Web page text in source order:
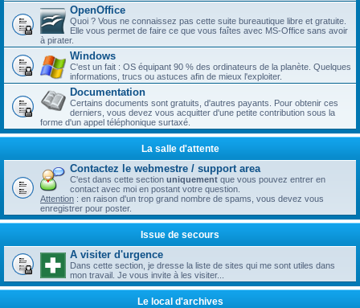
OpenOffice
Quoi ? Vous ne connaissez pas cette suite bureautique libre et gratuite.
Elle vous permet de faire ce que vous faîtes avec MS-Office sans avoir
à pirater.
Windows
C'est un fait : OS équipant 90 % des ordinateurs de la planète. Quelques
informations, trucs ou astuces afin de mieux l'exploiter.
Documentation
Certains documents sont gratuits, d'autres payants. Pour obtenir ces
derniers, vous devez vous acquitter d'une petite contribution sous la
forme d'un appel téléphonique surtaxé.
La salle d'attente
Contactez le webmestre / support area
C'est dans cette section uniquement que vous pouvez entrer en
contact avec moi en postant votre question.
Attention : en raison d'un trop grand nombre de spams, vous devez vous
enregistrer pour poster.
Issue de secours
A visiter d'urgence
Dans cette section, je dresse la liste de sites qui me sont utiles dans
mon travail. Je vous invite à les visiter...
Le local d'archives